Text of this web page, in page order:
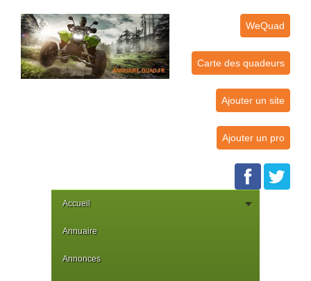
WeQuad
Carte des quadeurs
Ajouter un site
Ajouter un pro
Accueil
Annuaire
Annonces